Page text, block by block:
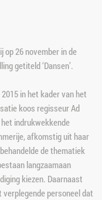
op 26 november in de
getiteld ‘Dansen’.
in het kader van het
koos regisseur Ad
indrukwekkende
afkomstig uit haar
de thematiek
langzaamaan
kiezen. Daarnaast
personeel dat